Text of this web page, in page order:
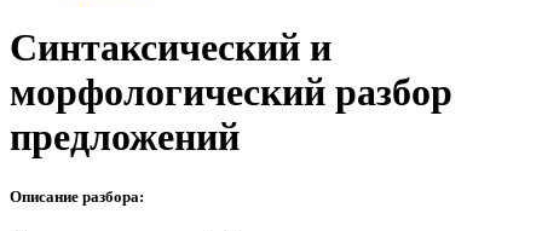
Синтаксический и
морфологический разбор
предложений
Описание разбора: